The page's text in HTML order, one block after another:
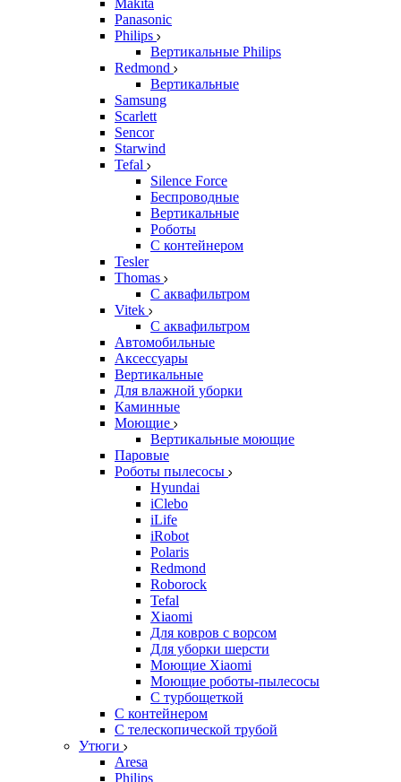
Makita
Panasonic
Philips
Вертикальные Philips
Redmond
Вертикальные
Samsung
Scarlett
Sencor
Starwind
Tefal
Silence Force
Беспроводные
Вертикальные
Роботы
С контейнером
Tesler
Thomas
С аквафильтром
Vitek
С аквафильтром
Автомобильные
Аксессуары
Вертикальные
Для влажной уборки
Каминные
Моющие
Вертикальные моющие
Паровые
Роботы пылесосы
Hyundai
iClebo
iLife
iRobot
Polaris
Redmond
Roborock
Tefal
Xiaomi
Для ковров с ворсом
Для уборки шерсти
Моющие Xiaomi
Моющие роботы-пылесосы
С турбощеткой
С контейнером
С телескопической трубой
Утюги
Aresa
Philips